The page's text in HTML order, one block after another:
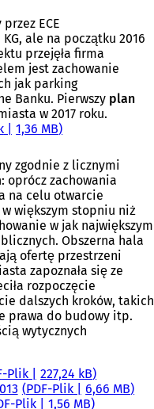
w
e
r
a
s
i
ę
w
o
w
e
j
k
a
r
c
i
e
ECE
ale na początku 2016
przejęła firma
jest zachowanie
jak parking
Banku. Pierwszy plan
w 2017 roku.
1,36 MB
zgodnie z licznymi
oprócz zachowania
na celu otwarcie
większym stopniu niż
w jak największym
Obszerna hala
ofertę przestrzeni
zapoznała się ze
rozpoczęcie
dalszych kroków, takich
prawa do budowy itp.
wytycznych
-Plik
227,24 kB
PDF-Plik
6,66 MB
-Plik
1,56 MB